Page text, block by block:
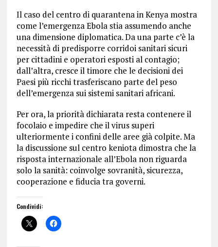
Il caso del centro di quarantena in Kenya mostra
come l’emergenza Ebola stia assumendo anche
una dimensione diplomatica. Da una parte c’è la
necessità di predisporre corridoi sanitari sicuri
per cittadini e operatori esposti al contagio;
dall’altra, cresce il timore che le decisioni dei
Paesi più ricchi trasferiscano parte del peso
dell’emergenza sui sistemi sanitari africani.
Per ora, la priorità dichiarata resta contenere il
focolaio e impedire che il virus superi
ulteriormente i confini delle aree già colpite. Ma
la discussione sul centro keniota dimostra che la
risposta internazionale all’Ebola non riguarda
solo la sanità: coinvolge sovranità, sicurezza,
cooperazione e fiducia tra governi.
Condividi: